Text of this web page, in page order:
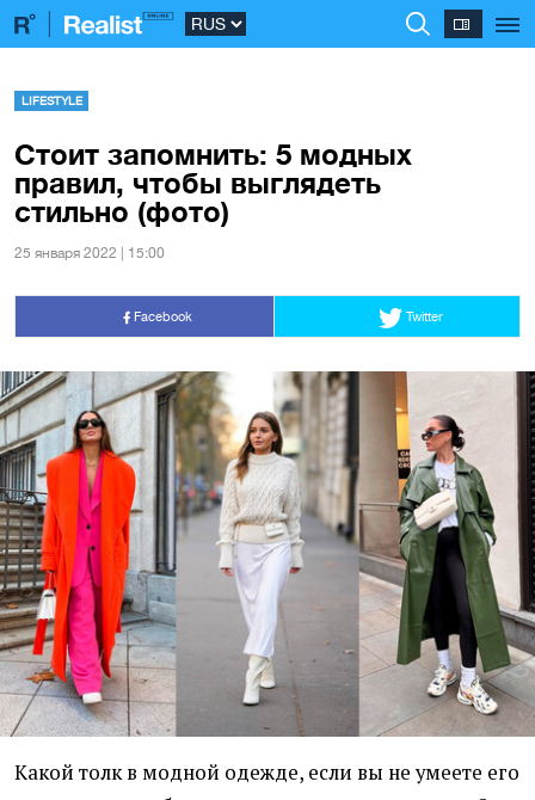
LIFESTYLE
Стоит запомнить: 5 модных
правил, чтобы выглядеть
стильно (фото)
25 января 2022 | 15:00
Facebook Twitter
Какой толк в модной одежде, если вы не умеете его